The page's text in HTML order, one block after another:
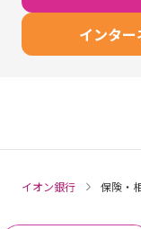
インタ
イオン銀行 保険・